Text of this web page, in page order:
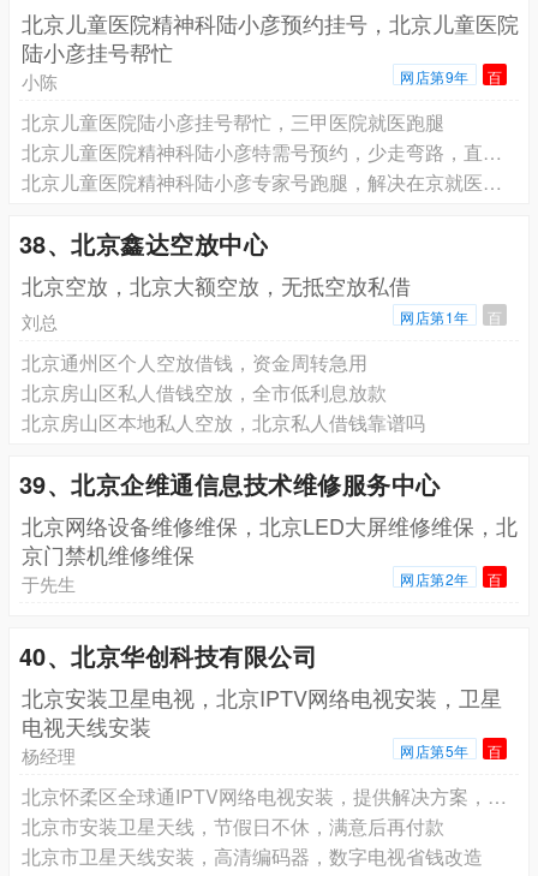
北京儿童医院精神科陆小彦预约挂号，北京儿童医院
陆小彦挂号帮忙
小陈 网店第9年 百
北京儿童医院陆小彦挂号帮忙，三甲医院就医跑腿
北京儿童医院精神科陆小彦特需号预约，少走弯路，直接找专家
北京儿童医院精神科陆小彦专家号跑腿，解决在京就医挂号难
38、北京鑫达空放中心
北京空放，北京大额空放，无抵空放私借
刘总 网店第1年 百
北京通州区个人空放借钱，资金周转急用
北京房山区私人借钱空放，全市低利息放款
北京房山区本地私人空放，北京私人借钱靠谱吗
39、北京企维通信息技术维修服务中心
北京网络设备维修维保，北京LED大屏维修维保，北
京门禁机维修维保
于先生 网店第2年 百
40、北京华创科技有限公司
北京安装卫星电视，北京IPTV网络电视安装，卫星
电视天线安装
杨经理 网店第5年 百
北京怀柔区全球通IPTV网络电视安装，提供解决方案，专业值得信赖
北京市安装卫星天线，节假日不休，满意后再付款
北京市卫星天线安装，高清编码器，数字电视省钱改造